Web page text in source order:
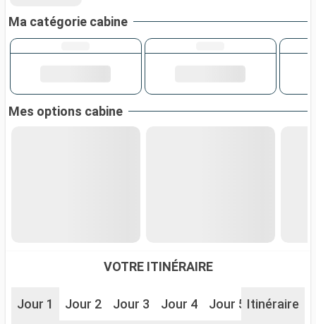
Ma catégorie cabine
Mes options cabine
VOTRE ITINÉRAIRE
Jour 1 Jour 2 Jour 3 Jour 4 Jour 5 Jour 6
Itinéraire